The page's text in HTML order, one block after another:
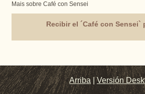
Mais sobre Café con Sensei
Recibir el ´Café con Sensei`
Arriba |Versión